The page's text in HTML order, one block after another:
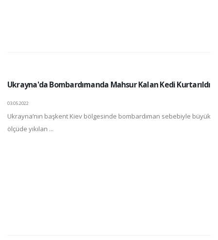
Ukrayna'da Bombardımanda Mahsur Kalan Kedi Kurtarıldı
03.05.2022
Ukrayna’nın başkent Kiev bölgesinde bombardıman sebebiyle büyük
ölçüde yıkılan ...